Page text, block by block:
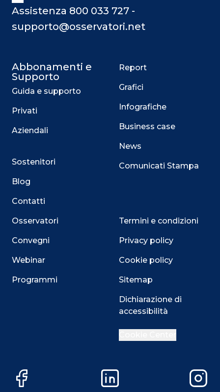
Assistenza 800 033 727 -
supporto@osservatori.net
Abbonamenti e
Supporto
Guida e supporto
Privati
Aziendali
Sostenitori
Blog
Contatti
Osservatori
Convegni
Webinar
Programmi
Report
Grafici
Infografiche
Business case
News
Comunicati Stampa
Termini e condizioni
Privacy policy
Cookie policy
Sitemap
Dichiarazione di
accessibilità
Facebook LinkedIn
Questo sito utilizza i cookie